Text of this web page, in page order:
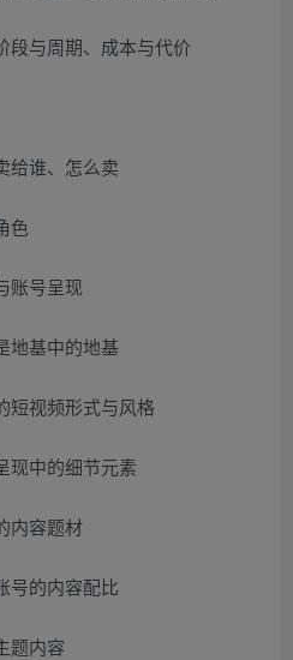
与周期、成本与代价
谁、怎么卖
色
账号呈现
基中的地基
视频形式与风格
中的细节元素
内容题材
的内容配比
题内容